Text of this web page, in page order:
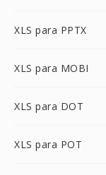
XLS para PPTX
XLS para MOBI
XLS para DOT
XLS para POT